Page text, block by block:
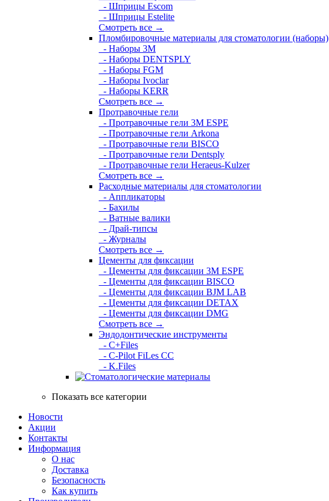
- Шприцы Escom
- Шприцы Estelite
Смотреть все →
Пломбировочные материалы для стоматологии (наборы)
- Наборы 3М
- Наборы DENTSPLY
- Наборы FGM
- Наборы Ivoclar
- Наборы KERR
Смотреть все →
Протравочные гели
- Протравочные гели 3М ESPE
- Протравочные гели Arkona
- Протравочные гели BISCO
- Протравочные гели Dentsply
- Протравочные гели Heraeus-Kulzer
Смотреть все →
Расходные материалы для стоматологии
- Аппликаторы
- Бахилы
- Ватные валики
- Драй-типсы
- Журналы
Смотреть все →
Цементы для фиксации
- Цементы для фиксации 3M ESPE
- Цементы для фиксации BISCO
- Цементы для фиксации BJM LAB
- Цементы для фиксации DETAX
- Цементы для фиксации DMG
Смотреть все →
Эндодонтические инструменты
- C+Files
- C-Pilot FiLes CC
- K.Files
Показать все категории
Новости
Акции
Контакты
Информация
О нас
Доставка
Безопасность
Как купить